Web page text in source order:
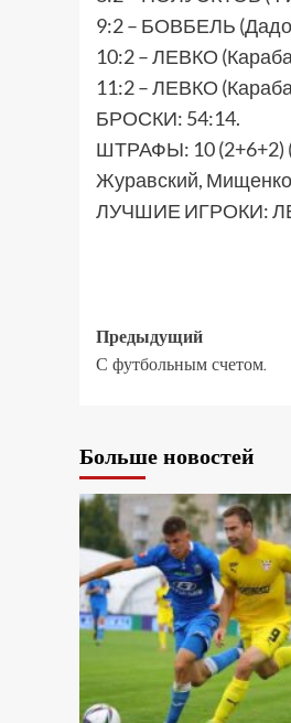
9:2 – БОВБЕЛЬ
10:2 – ЛЕВКО
11:2 – ЛЕВКО
БРОСКИ: 54:14.
ШТРАФЫ: 10 (2+6+2)
Журавский,
ЛУЧШИЕ ИГРОКИ:
Предыдущий
С футбольным счетом.
Больше новостей